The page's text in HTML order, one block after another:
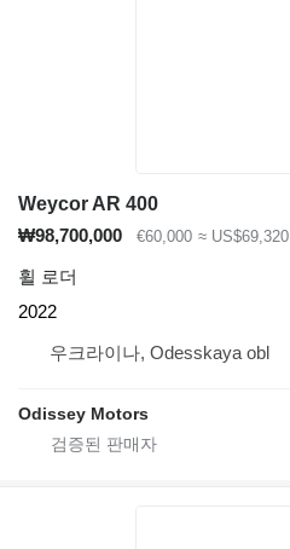
Weycor AR 400
₩98,700,000
€60,000 ≈ US$69,320
휠 로더
2022
우크라이나, Odesskaya obl
Odissey Motors